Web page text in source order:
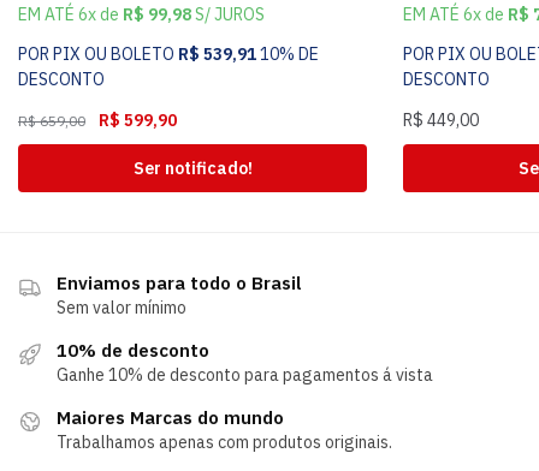
EM ATÉ 6x de R$ 99,98S/ JUROS
POR PIX OU BOLETO R$ 539,9110% DE
DESCONTO
R$659,00 R$ 599,90
Ser notificado!
EM ATÉ 6x de R$
POR PIX OU
DESCONTO
R$ 449,00
Enviamos para todo o Brasil
Sem valor mínimo
10% de desconto
Ganhe 10% de desconto para pagamentos á vista
Maiores Marcas do mundo
Trabalhamos apenas com produtos originais.